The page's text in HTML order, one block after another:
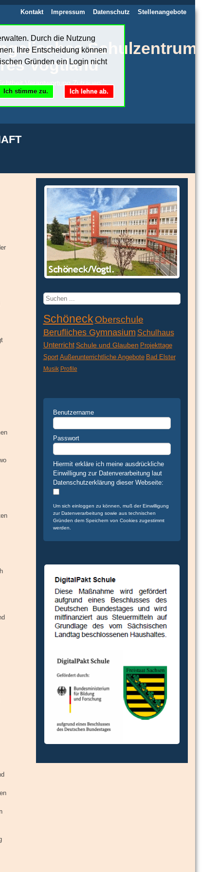
Schulzentrum
Vogtland
Kontakt Impressum Datenschutz Stellenangebote
Suchen
Schöneck Oberschule
Berufliches Gymnasium Schulhaus
Unterricht Schule und Glauben Projekttage
Sport Außerunterrichtliche Angebote Bad Elster
Musik Profile
Benutzername
Passwort
Hiermit erkläre ich meine ausdrückliche
Einwilligung zur Datenverarbeitung laut
Datenschutzerklärung dieser Webseite:
Um sich einloggen zu können, muß der Einwilligung
zur Datenverarbeitung sowie aus technischen
Gründen dem Speichern von Cookies zugestimmt
werden.
Durch die Nutzung
Ihre Entscheidung können
Gründen ein Login nicht
Ich lehne ab.
Ich stimme zu.